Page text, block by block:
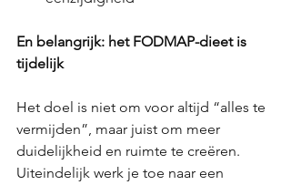
En belangrijk: het FODMAP-dieet is
tijdelijk
Het doel is niet om voor altijd “alles te
vermijden”, maar juist om meer
duidelijkheid en ruimte te creëren.
Uiteindelijk werk je toe naar een